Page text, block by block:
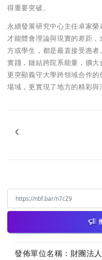
得重要突破。
永續發展研究中心主任卓家
才能體會理論與現實的差距
方或學生，都是最直接受惠
實踐，鏈結跨院系能量，擴大
更突顯義守大學跨領域合作
場域，更實現了地方的精彩與
發佈單位名稱：財團法